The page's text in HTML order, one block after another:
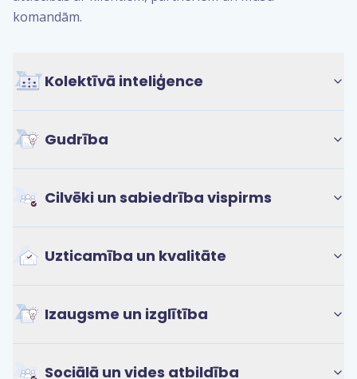
komandām.
Kolektīvā inteliģence
Gudrība
Cilvēki un sabiedrība vispirms
Uzticamība un kvalitāte
Izaugsme un izglītība
Sociālā un vides atbildība